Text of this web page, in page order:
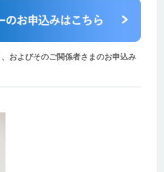
およびそのご関係者さまのお申込み